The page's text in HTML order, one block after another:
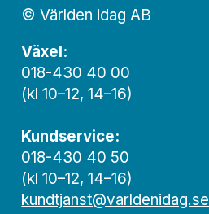
© Världen idag AB
Växel:
018-430 40 00
(kl 10–12, 14–16)
Kundservice:
018-430 40 50
(kl 10–12, 14–16)
kundtjanst@varldenidag.se